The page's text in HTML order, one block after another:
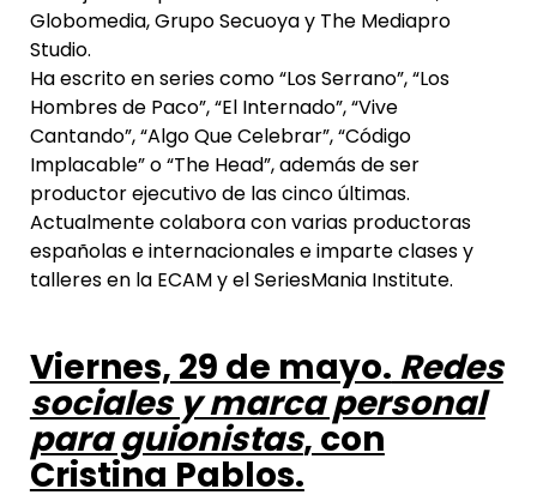
Globomedia, Grupo Secuoya y The Mediapro
Studio.
Ha escrito en series como “Los Serrano”, “Los
Hombres de Paco”, “El Internado”, “Vive
Cantando”, “Algo Que Celebrar”, “Código
Implacable” o “The Head”, además de ser
productor ejecutivo de las cinco últimas.
Actualmente colabora con varias productoras
españolas e internacionales e imparte clases y
talleres en la ECAM y el SeriesMania Institute.
Viernes, 29 de mayo. Redes
sociales y marca personal
para guionistas, con
Cristina Pablos.